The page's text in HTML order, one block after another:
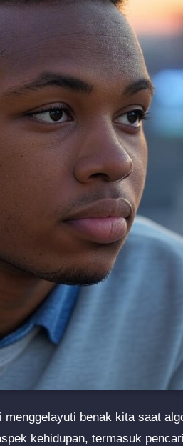
benak kita saat
kehidupan, termasuk